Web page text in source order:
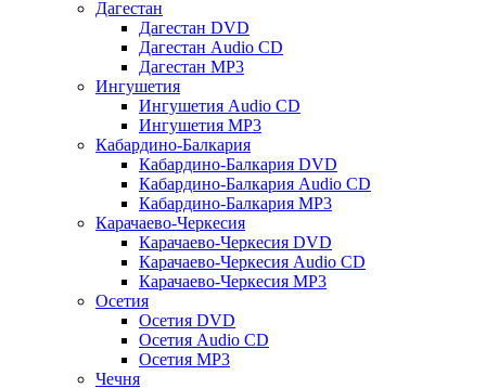
Дагестан
Дагестан DVD
Дагестан Audio CD
Дагестан MP3
Ингушетия
Ингушетия Audio CD
Ингушетия MP3
Кабардино-Балкария
Кабардино-Балкария DVD
Кабардино-Балкария Audio CD
Кабардино-Балкария MP3
Карачаево-Черкесия
Карачаево-Черкесия DVD
Карачаево-Черкесия Audio CD
Карачаево-Черкесия MP3
Осетия
Осетия DVD
Осетия Audio CD
Осетия MP3
Чечня